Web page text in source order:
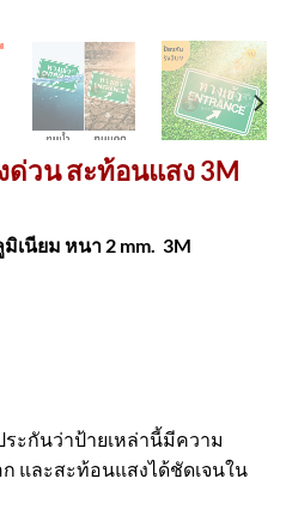
ด่วน สะท้อนแสง 3M
เนียม หนา 2 mm. 3M
ระกันว่าป้ายเหล่านี้มีความ
และสะท้อนแสงได้ชัดเจนใน